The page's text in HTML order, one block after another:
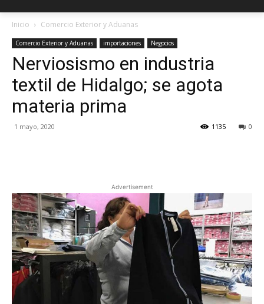
Inicio Comercio Exterior y Aduanas
Comercio Exterior y Aduanas importaciones Negocios
Nerviosismo en industria
textil de Hidalgo; se agota
materia prima
1 mayo, 2020 0
1135
Advertisement